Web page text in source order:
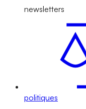
newsletters
politiques